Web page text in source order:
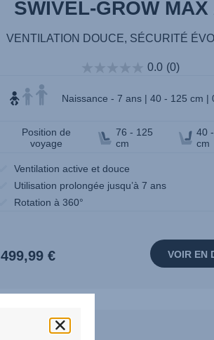
SWIVEL-GROW MAX
VENTILATION DOUCE, SÉCURITÉ
0.0 (0)
Naissance - 7 ans | 40 - 125 cm |
Position de
voyage
76 - 125
cm
40
cm
Ventilation active et douce
Utilisation prolongée jusqu’à 7 ans
Rotation à 360°
499,99 € VOIR EN